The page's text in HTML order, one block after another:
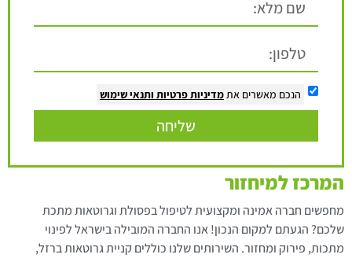
הנכם מאשרים אתמדיניות פרטיות ותנאי שימוש
שליחה
המרכז למיחזור
מחפשים חברה אמינה ומקצועית לטיפול בפסולת וגרוטאות מתכת
שלכם? הגעתם למקום הנכון! אנו החברה המובילה בישראל לפינוי
מתכות, פירוק ומחזור. השירותים שלנו כוללים קניית גרוטאות ברזל,